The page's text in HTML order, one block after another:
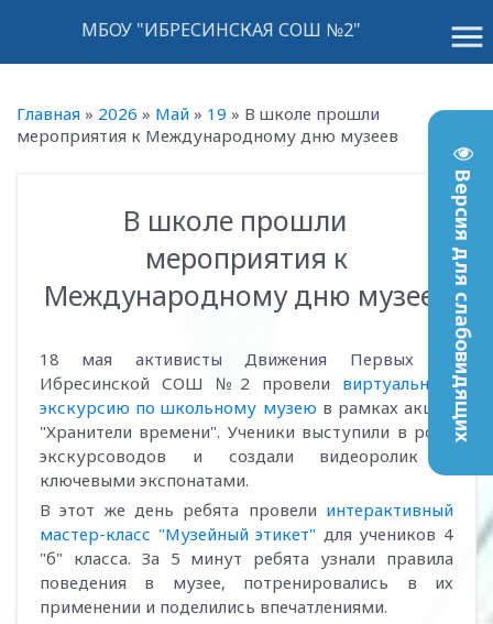
Версия для слабовидящих
menu
МБОУ "ИБРЕСИНСКАЯ СОШ №2"
Главная » 2026 » Май » 19 » В школе прошли
мероприятия к Международному дню музеев
В школе прошли
мероприятия к
Международному дню музеев
18 мая активисты Движения Первых из
Ибресинской СОШ №2 провели виртуальную
экскурсию по школьному музею в рамках акции
"Хранители времени". Ученики выступили в роли
экскурсоводов и создали видеоролик с
ключевыми экспонатами.
В этот же день ребята провели интерактивный
мастер-класс "Музейный этикет" для учеников 4
"б" класса. За 5 минут ребята узнали правила
поведения в музее, потренировались в их
применении и поделились впечатлениями.